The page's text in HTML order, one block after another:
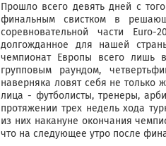
Прошло всего девять дней с
финальным свистком в
соревновательной части
долгожданное для нашей
чемпионат Европы всего лишь
групповым раундом,
наверняка ловят себя не только
лица - футболисты, тренеры,
протяжении трех недель хода
из них накануне окончания
что на следующее утро после